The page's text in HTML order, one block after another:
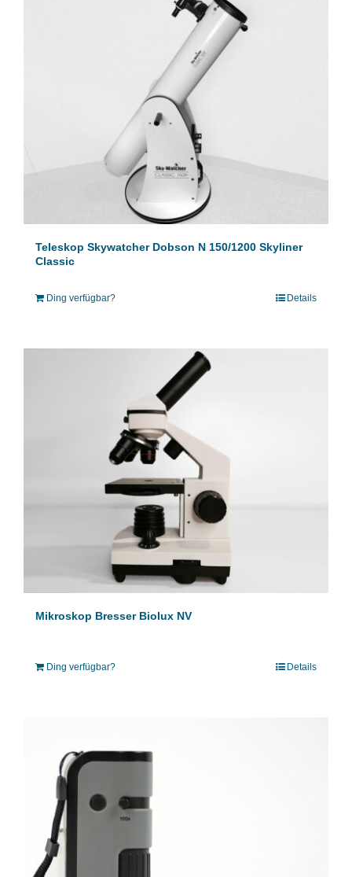
Teleskop Skywatcher Dobson N 150/1200 Skyliner
Classic
Ding verfügbar? Details
Mikroskop Bresser Biolux NV
Ding verfügbar? Details